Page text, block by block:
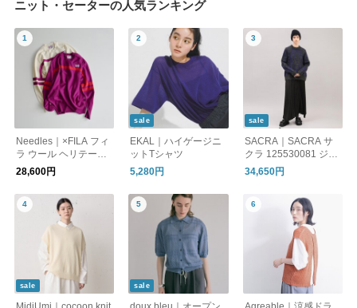
ニット・セーターの人気ランキング
Needles｜×FILA フィ
ラ ウール ヘリテージ
セーター Heritage Sw
eater ty536
28,600円
sale
EKAL｜ハイゲージニ
ットTシャツ
5,280円
sale
SACRA｜SACRA サ
クラ 125530081 ジャ
カードニットプルオー
バー MOHAIR PLAID
34,650円
sale sale